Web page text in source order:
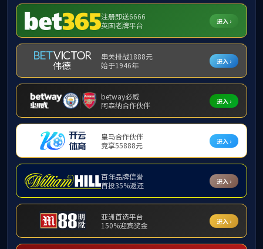
审核评估
专业建设
培养特色
教学研究及成果
实践教学平台
规划建
会议汇
驾驶”